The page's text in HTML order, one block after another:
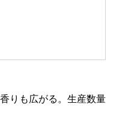
りも広がる。生産数量